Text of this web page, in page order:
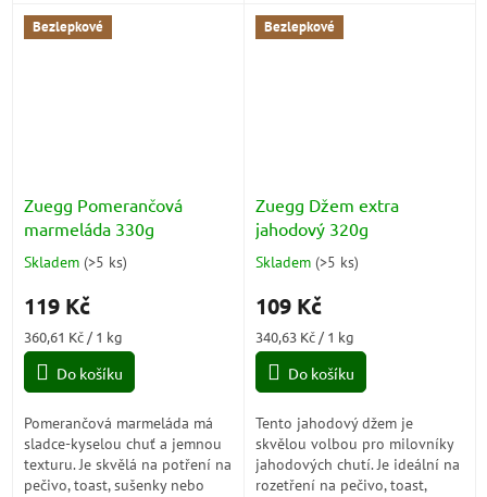
chuť hrušek.
Bezlepkové
Zuegg Pomerančová
marmeláda 330g
Průměrné
produktu
5,0
5
Skladem (>5 ks)
119 Kč
Měrná
cena:
360,61 Kč / 1 kg
Do košíku
Pomerančová marmeláda má
sladce-kyselou chuť a jemnou
texturu. Je skvělá na potření na
pečivo, toast, sušenky nebo
Bezlepkové
Zuegg Džem extra
jahodový 320g
Průměrné
produktu
5,0
5
Skladem (>5 ks)
109 Kč
Měrná
cena:
340,63 Kč / 1 kg
Do košíku
Tento jahodový džem je
skvělou volbou pro milovníky
jahodových chutí. Je ideální na
rozetření na pečivo, toast,